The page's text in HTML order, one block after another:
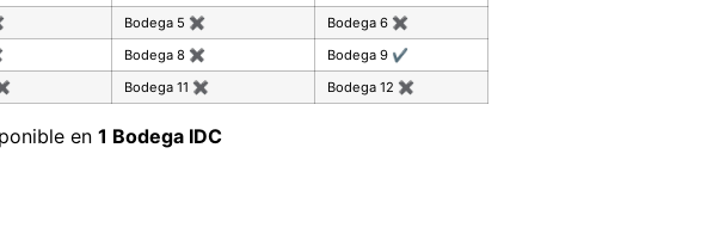
Bodega 5 ✖ Bodega 6 ✖
Bodega 8 ✖ Bodega 9 ✔
Bodega 11 ✖ Bodega 12 ✖
en 1 Bodega IDC